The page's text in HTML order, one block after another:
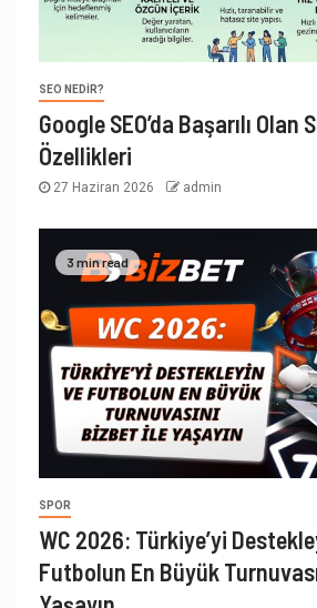
SEO NEDIR?
Google SEO’da Başarılı
Özellikleri
27 Haziran 2026 admin
3 min read
SPOR
WC 2026: Türkiye’yi
Futbolun En Büyük